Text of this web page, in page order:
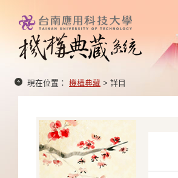
現在位置： 機構典藏 > 詳目